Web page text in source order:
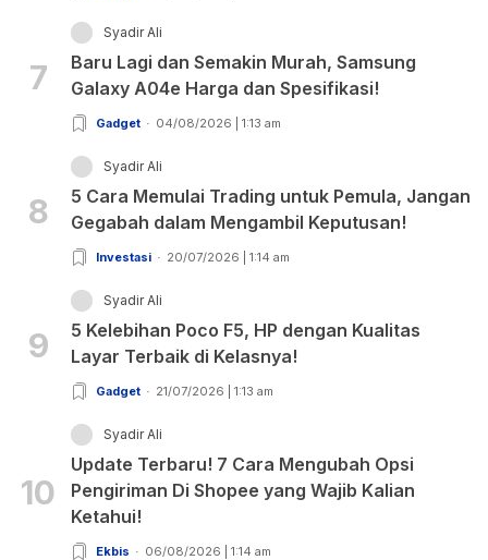
7
Syadir Ali
Baru Lagi dan Semakin Murah, Samsung
Galaxy A04e Harga dan Spesifikasi!
Gadget 04/08/2026 | 1:13 am
8
Syadir Ali
5 Cara Memulai Trading untuk Pemula, Jangan
Gegabah dalam Mengambil Keputusan!
Investasi 20/07/2026 | 1:14 am
9
Syadir Ali
5 Kelebihan Poco F5, HP dengan Kualitas
Layar Terbaik di Kelasnya!
Gadget 21/07/2026 | 1:13 am
10
Syadir Ali
Update Terbaru! 7 Cara Mengubah Opsi
Pengiriman Di Shopee yang Wajib Kalian
Ketahui!
Ekbis 06/08/2026 | 1:14 am